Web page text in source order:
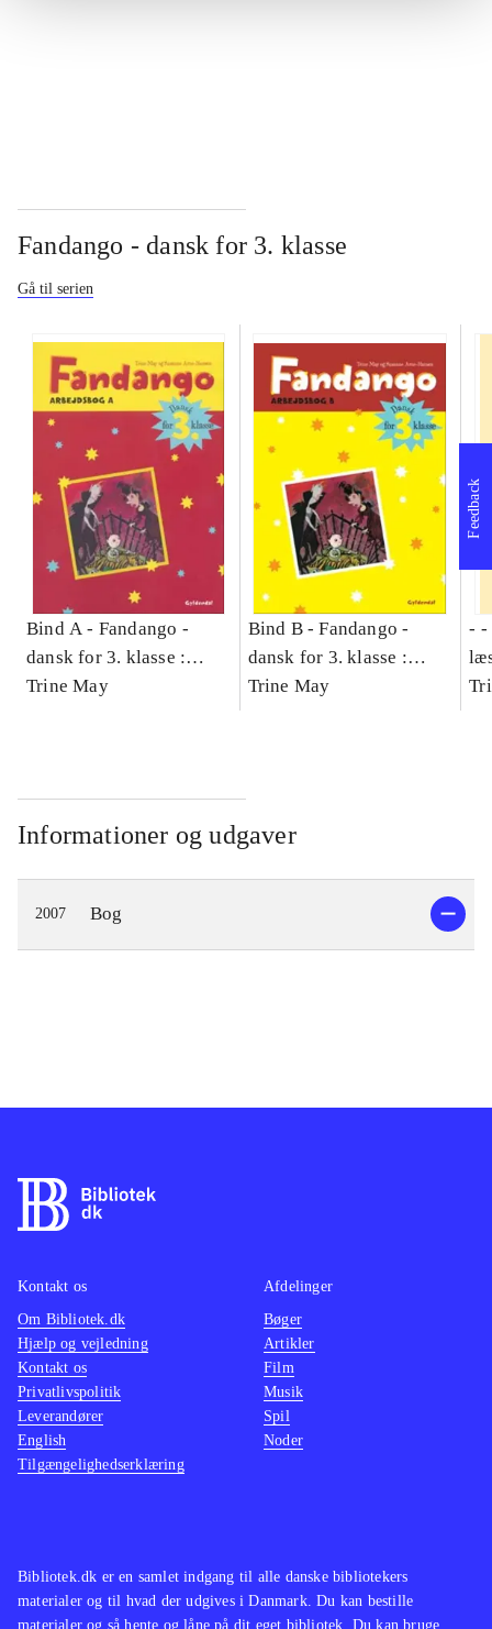
Fandango - dansk for 3. klasse
Gå til serien
Bind A - Fandango -
dansk for 3. klasse :
grundbog -- Arbejdsbog.
Trine May
Bind B -Fandango -
dansk for 3. klasse :
grundbog -- Arbejdsbog.
Trine May
- -
-
Informationer og udgaver
2007 Bog
Feedback
Bibliotek.dk er en samlet indgang til alle danske bibliotekers
materialer og til hvad der udgives i Danmark. Du kan bestille
materialer og så hente og låne på dit eget bibliotek. Du kan bruge
Kontakt os
Om Bibliotek.dk
Hjælp og vejledning
Kontakt os
Privatlivspolitik
Leverandører
English
Tilgængelighedserklæring
Afdelinger
Bøger
Artikler
Film
Musik
Spil
Noder